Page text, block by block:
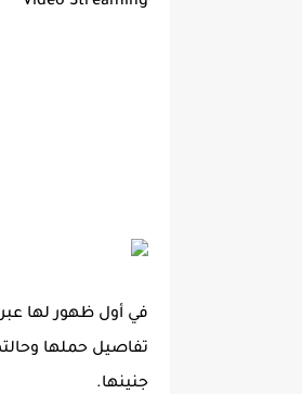
في أول ظهور لها
تفاصيل حملها
جنينها.